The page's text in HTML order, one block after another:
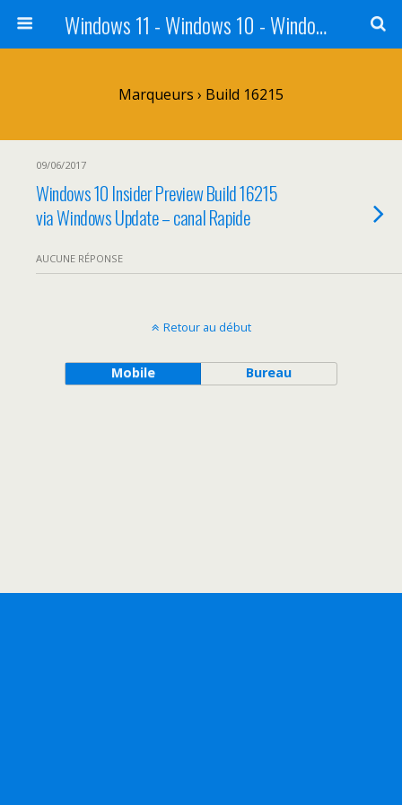
Windows 11 - Windows 10 - Windows 8 - Windows 7 - VISTA
Marqueurs › Build 16215
09/06/2017
Windows 10 Insider Preview Build 16215
via Windows Update – canal Rapide
AUCUNE RÉPONSE
Retour au début
Mobile Bureau